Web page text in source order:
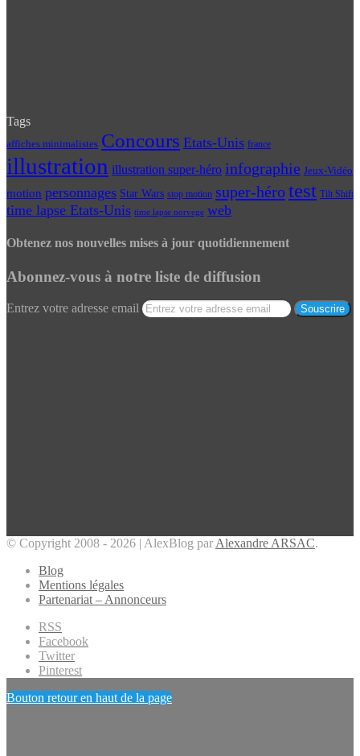
Tags
affiches minimalistes Concours Etats-Unis france
illustration illustration super-héro infographie Jeux-Vidéo
motion personnages Star Wars stop motion super-hérotest Tilt Shift
time lapse Etats-Unis time lapse norvege web
Obtenez nos nouvelles mises à jour quotidiennement
Abonnez-vous à notre liste de diffusion
Entrez votre adresse email
© Copyright 2008 - 2026 | AlexBlog par Alexandre ARSAC.
Blog
Mentions légales
Partenariat – Annonceurs
RSS
Facebook
Twitter
Pinterest
Bouton retour en haut de la page